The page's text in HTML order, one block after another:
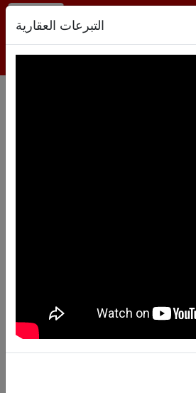
التبرعات العقارية
يواصل الهلال الأحمر التركي الوقوف إلى
جانب المحتاجين من خلال وسائل التبرع